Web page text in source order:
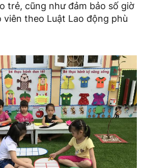
trẻ, cũng như đảm bảo số giờ
viên theo Luật Lao động phù